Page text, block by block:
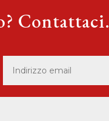
Contattaci.